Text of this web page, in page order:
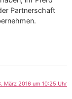
Partnerschaft
März 2016 um 10:25 Uhr